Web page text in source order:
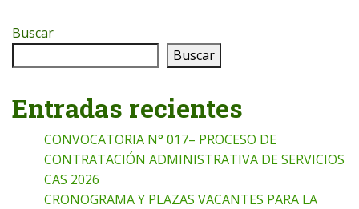
Buscar
Buscar
Entradas recientes
CONVOCATORIA N° 017– PROCESO DE
CONTRATACIÓN ADMINISTRATIVA DE SERVICIOS
CAS 2026
CRONOGRAMA Y PLAZAS VACANTES PARA LA